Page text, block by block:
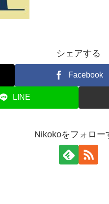
シェアする
Facebook
LINE
Nikokoをフォロー